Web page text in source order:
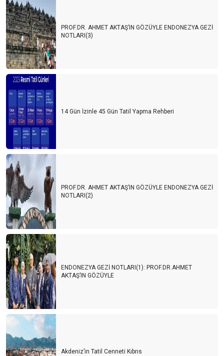
PROF.DR. AHMET AKTAŞ’IN GÖZÜYLE ENDONEZYA GEZİ
NOTLARI(3)
14 Gün İzinle 45 Gün Tatil Yapma Rehberi
PROF.DR. AHMET AKTAŞ’IN GÖZÜYLE ENDONEZYA GEZİ
NOTLARI(2)
ENDONEZYA GEZİ NOTLARI(1): PROF.DR.AHMET
AKTAŞ’IN GÖZÜYLE
Akdeniz’in Tatil Cenneti Kıbrıs